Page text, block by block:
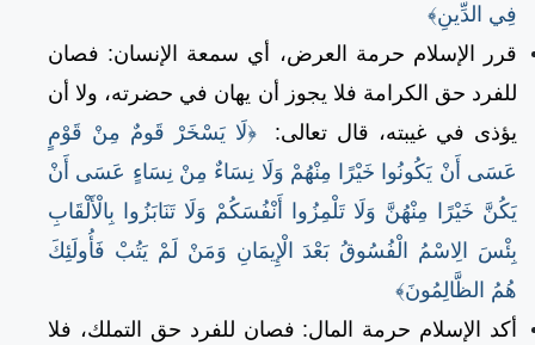
فِي الدِّينِ﴾
قرر الإسلام حرمة العرض، أي سمعة الإنسان: فصان
للفرد حق الكرامة فلا يجوز أن يهان في حضرته، ولا أن
يؤذى في غيبته، قال تعالى:
﴿لَا يَسْخَرْ قَومٌ مِنْ قَوْمٍ
عَسَى أَنْ يَكُونُوا خَيْرًا مِنْهُمْ وَلَا نِسَاءٌ مِنْ نِسَاءٍ عَسَى أَنْ
يَكُنَّ خَيْرًا مِنْهُنَّ وَلَا تَلْمِزُوا أَنْفُسَكُمْ وَلَا تَنَابَزُوا بِالْأَلْقَابِ
بِئْسَ الِاسْمُ الْفُسُوقُ بَعْدَ الْإِيمَانِ وَمَنْ لَمْ يَتُبْ فَأُولَئِكَ
هُمُ الظَّالِمُونَ﴾
أكد الإسلام حرمة المال: فصان للفرد حق التملك، فلا